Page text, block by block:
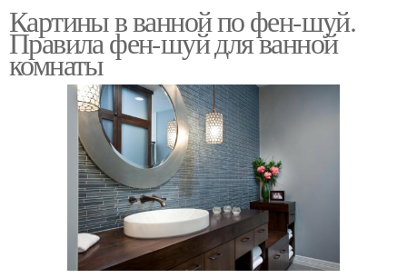
Картины в ванной по фен-шуй.
Правила фен-шуй для ванной
комнаты